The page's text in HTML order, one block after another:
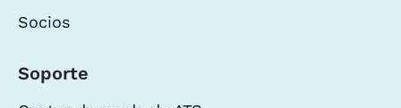
Socios
Soporte